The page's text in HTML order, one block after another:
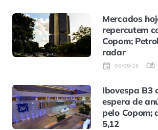
Mercados
repercutem
Copom;
radar
06/08/26
Ibovespa B3
espera de
pelo Copom;
5,12